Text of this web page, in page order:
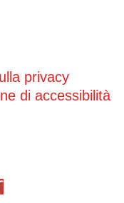
privacy
di accessibilità